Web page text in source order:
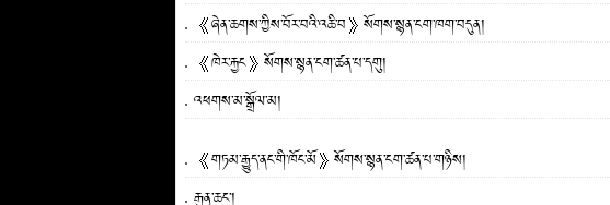
《ཞེན་ཆགས་ཀྱིས་བོར་བའི་འཆི་བ》སོགས་སྙན་ངག་ཁག་བདུན།
《ཁེར་རྐྱང》སོགས་སྙན་ངག་ཚན་པ་དགུ།
འཕགས་མ་སྒྲོལ་མ།
《གཏམ་རྒྱུད་ནང་གི་ཁོང་མོ》སོགས་སྙན་ངག་ཚན་པ་གཉིས།
རྒུན་ཆང་།